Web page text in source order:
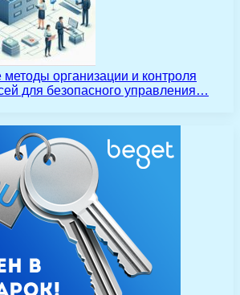
методы организации и контроля
для безопасного управления…